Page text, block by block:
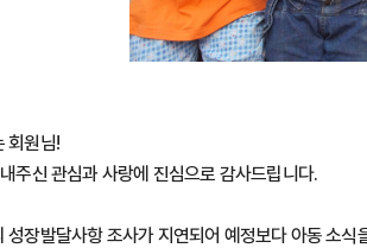
회원님!
주신 관심과 사랑에 진심으로 감사드립니다.
성장발달사항 조사가 지연되어 예정보다 아동 소